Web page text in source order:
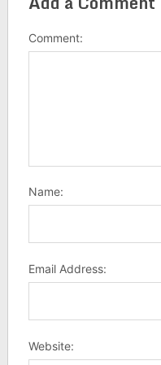
Comment:
Name:
Email Address:
Website: